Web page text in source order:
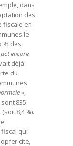
dans
des
fiscale en
le
% des
encore
déjà
du
»,
835
8,4 %).
qui
cite,